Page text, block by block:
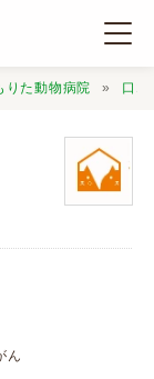
りた動物病院 口コ
ん